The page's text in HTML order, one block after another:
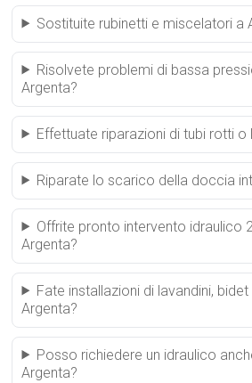
Sostituite rubinetti e miscelatori a
Risolvete problemi di bassa
Argenta?
Effettuate riparazioni di tubi rotti o
Riparate lo scarico della doccia
Offrite pronto intervento idraulico
Argenta?
Fate installazioni di lavandini,
Argenta?
Posso richiedere un idraulico
Argenta?